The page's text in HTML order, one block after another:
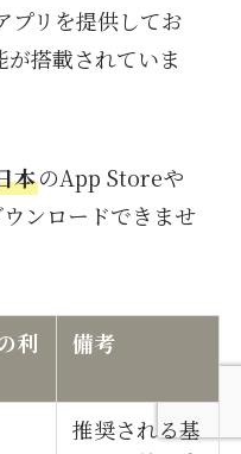
プリを提供してお
搭載されていま
本のApp Storeや
ンロードできませ
利
備考
推奨される基